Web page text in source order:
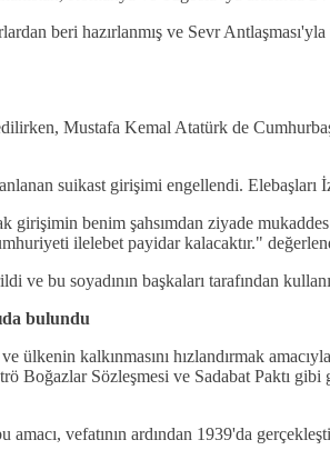
beri hazırlanmış ve Sevr Antlaşması'yla
Mustafa Kemal Atatürk de
suikast girişimi engellendi. Elebaşları
benim şahsımdan ziyade
ilelebet payidar kalacaktır."
bu soyadının başkaları tarafından
bulundu
kalkınmasını hızlandırmak
Boğazlar Sözleşmesi ve Sadabat Paktı
vefatının ardından 1939'da